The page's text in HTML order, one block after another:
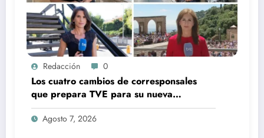
Redacción 0
Los cuatro cambios de corresponsales
que prepara TVE para su nueva
temporada
Agosto 7, 2026